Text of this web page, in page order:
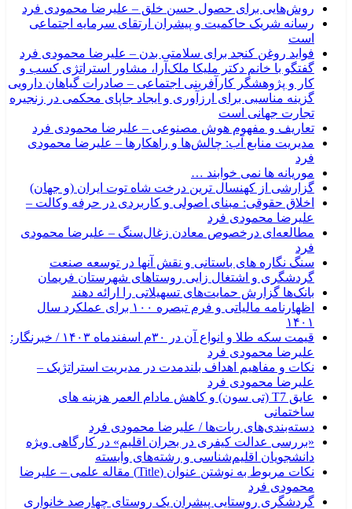
روش‌هایی برای حصول حسن خلق – علیرضا محمودی فرد
رسانه شریک حاکمیت و پیشران ارتقای سرمایه اجتماعی
است
فواید روغن کنجد برای سلامتی بدن – علیرضا محمودی فرد
گفتگو با خانم دکتر ملیکا ملک‌آرا، مشاور استراتژی کسب و
کار و پژوهشگر کارآفرینی اجتماعی – صادرات گیاهان دارویی
گزینه مناسبی برای ارزآوری و ایجاد جاپای محکمی در زنجیره
تجارت جهانی است
تعاریف و مفهوم هوش مصنوعی – علیرضا محمودی فرد
مدیریت منابع آب: چالش‌ها و راهکارها – علیرضا محمودی
فرد
موریانه ها نمی خوابند …
گزارشی از کهنسال ترین درخت شاه توت ایران (و جهان)
اخلاق حقوقی: مبنای اصولی و کاربردی در حرفه وکالت –
علیرضا محمودی فرد
مطالعه‌ای درخصوص معادن زغال‌سنگ – علیرضا محمودی
فرد
سنگ نگاره های باستانی و نقش آنها در توسعه صنعت
گردشگری و اشتغال زایی روستاهای شهرستان فریمان
بانک‌ها گزارش حمایت‌های تسهیلاتی را ارائه دهند
اظهارنامه مالیاتی و فرم تبصره ۱۰۰ برای عملکرد سال
۱۴۰۱
قیمت سکه طلا و انواع آن در ۳۰م اسفندماه ۱۴۰۳ / خبرنگار:
علیرضا محمودی فرد
نکات و مفاهیم اهداف بلندمدت در مدیریت استراتژیک –
علیرضا محمودی فرد
عایق T7 (تی سون) و کاهش مادام العمر هزینه های
ساختمانی
دسته‌بندی‌های ربات‌ها / علیرضا محمودی فرد
«بررسی عدالت کیفری در بحران اقلیم» در کارگاهی ویژه
دانشجویان اقلیم‌شناسی و رشته‌های وابسته
نکات مربوط به نوشتن عنوان (Title) مقاله علمی – علیرضا
محمودی فرد
گردشگری روستایی پیشران یک روستای چهارصد خانواری